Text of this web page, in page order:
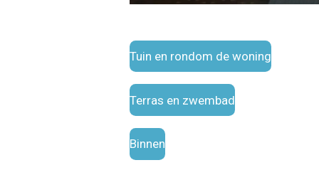
Tuin en rondom de woning
Terras en zwembad
Binnen